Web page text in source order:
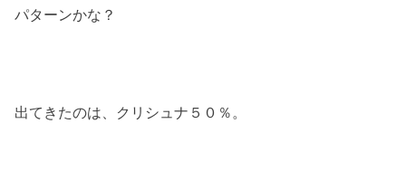
パターンかな？
出てきたのは、クリシュナ５０％。